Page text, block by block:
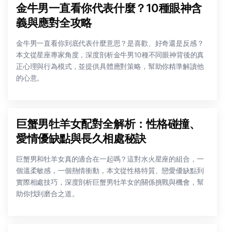
金牛男一直看你代表什麼？10種眼神含
義與應對全攻略
金牛男一直看你到底代表什麼意思？是喜歡、好奇還是反感？
本文從星座專家角度，深度剖析金牛男10種不同眼神背後的真
正心理與行為模式，並提供具體應對策略，幫助你精準解讀他
的心意。
巨蟹男牡羊女配對全解析：性格碰撞、
愛情優缺點與長久相處秘訣
巨蟹男和牡羊女真的適合在一起嗎？這對水火星座的組合，一
個溫柔敏感，一個熱情衝動，本文從性格特質、戀愛優缺點到
實際相處技巧，深度剖析巨蟹男牡羊女的關係挑戰與機會，幫
助你找到磨合之道。